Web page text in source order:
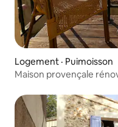
Logement · Puimoisson
Maison provençale